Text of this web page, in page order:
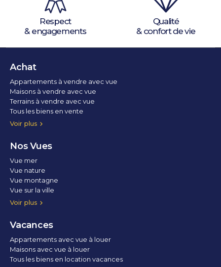
Respect
& engagements
Qualité
& confort de vie
Achat
Voir plus
Appartements à vendre avec vue
Maisons à vendre avec vue
Terrains à vendre avec vue
Tous les biens en vente
Nos Vues
Voir plus
Vue mer
Vue nature
Vue montagne
Vue sur la ville
Vue parc
Vue fleuve
Vue lac
Vue marina / port
Vacances
Appartements avec vue à louer
Maisons avec vue à louer
Tous les biens en location vacances